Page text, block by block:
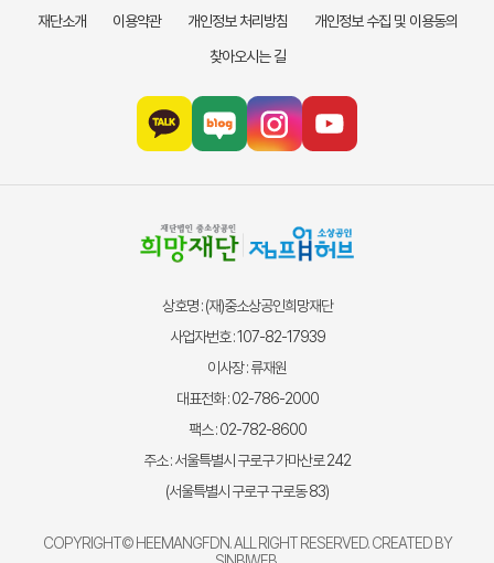
재단소개 이용약관 개인정보 처리방침
개인정보 수집 및 이용동의
찾아오시는 길
상호명 : (재)중소상공인희망재단
사업자번호 : 107-82-17939
이사장 : 류재원
대표전화 : 02-786-2000
팩스 : 02-782-8600
주소 : 서울특별시 구로구 가마산로 242
(서울특별시 구로구 구로동 83)
COPYRIGHT© HEEMANGFDN. ALL RIGHT RESERVED. CREATED BY